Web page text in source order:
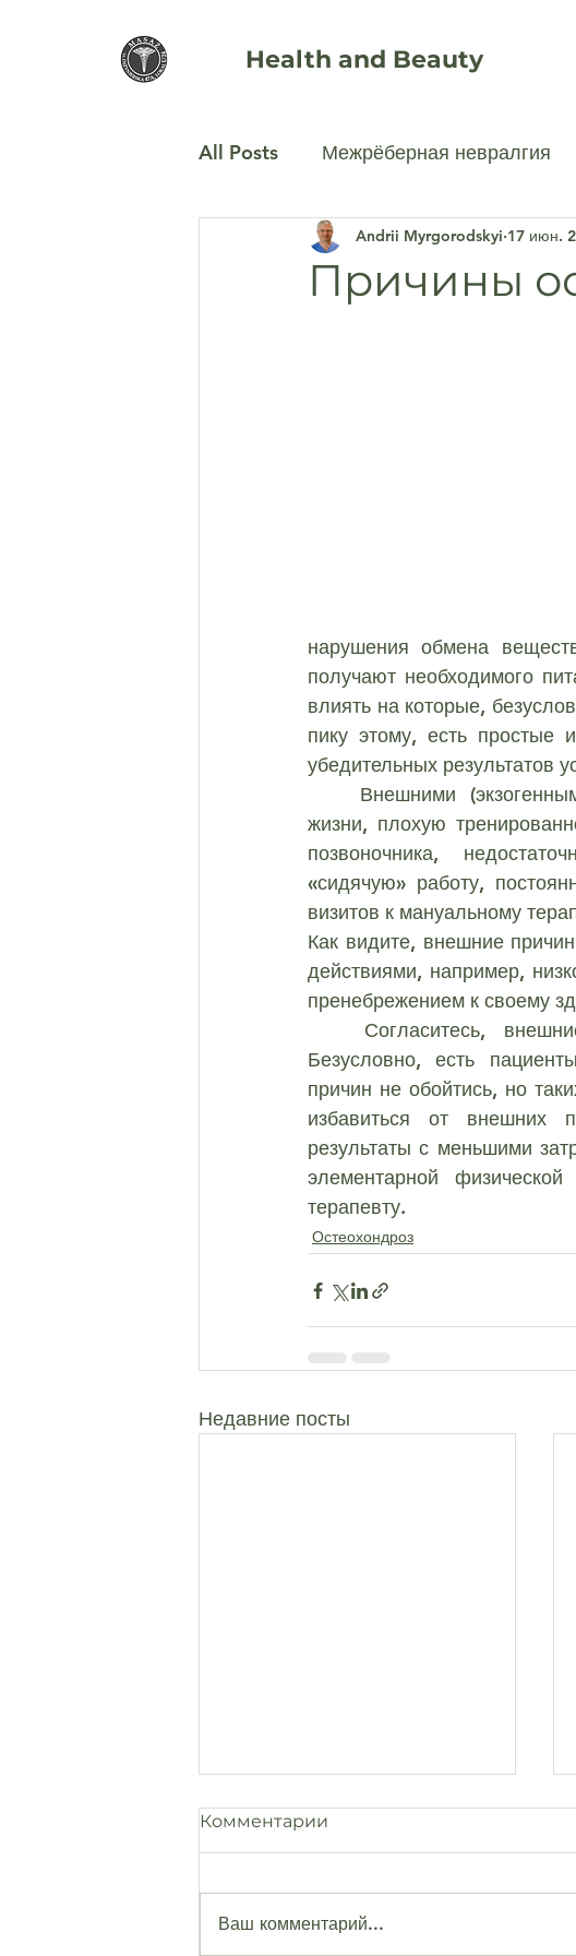
Health and Beauty
All Posts Межрёберная невралгия
Остеохондроз шейного отдела
ЛОРДОЗ и КИФОЗ ИСХИАЛГИЯ
МЕТОДЫ ФИЗИОТЕРАПИИ ПРИ
Причины
Andrii Myrgorodskyi 17 июн.
нарушения обмена
получают необходимого
влиять на которые,
пику этому, есть
убедительных результатов
жизни, плохую
позвоночника,
«сидячую» работу,
визитов к мануальному
Как видите, внешние
действиями, например,
пренебрежением к своему
Безусловно, есть
причин не обойтись, но
избавиться от внешних
результаты с меньшими
элементарной
терапевту.
Остеохондроз
Недавние посты
Комментарии
Ваш комментарий...